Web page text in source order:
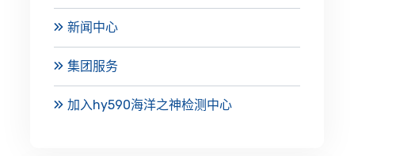
新闻中心
集团服务
加入hy590海洋之神检测中心